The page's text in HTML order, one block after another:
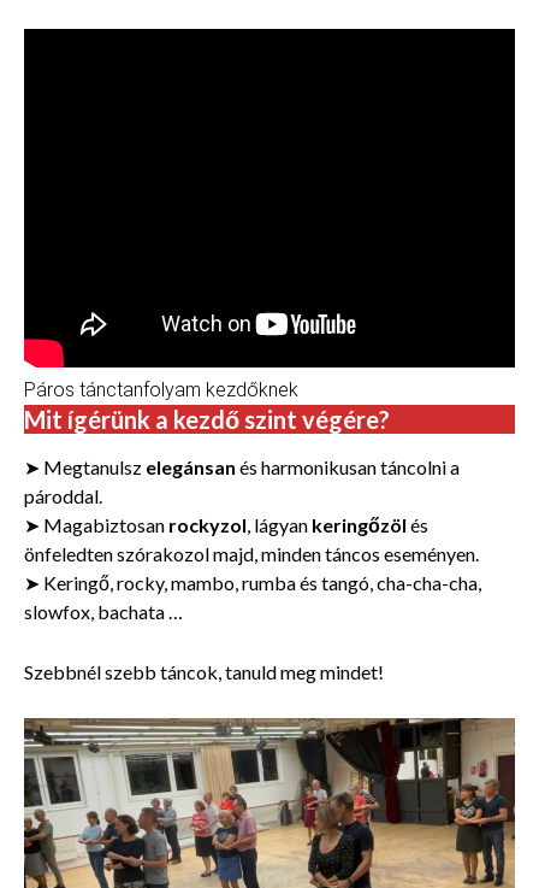
Páros tánctanfolyam kezdőknek
Mit ígérünk a kezdő szint végére?
➤ Megtanulsz elegánsan és harmonikusan táncolni a
pároddal.
➤ Magabiztosan rockyzol , lágyan keringőzöl és
önfeledten szórakozol majd, minden táncos eseményen.
➤ Keringő, rocky, mambo, rumba és tangó, cha-cha-cha,
slowfox, bachata …
Szebbnél szebb táncok, tanuld meg mindet!